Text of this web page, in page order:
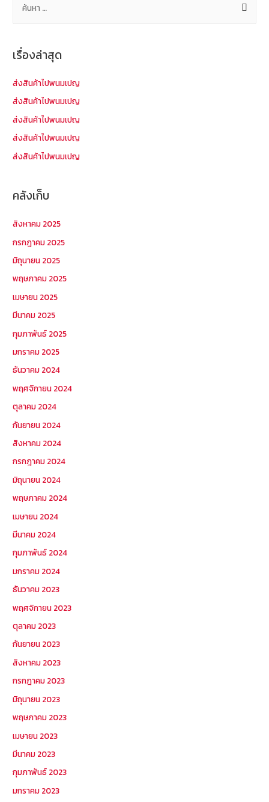
ห
รั
เรื่องล่าสุด
ส่งสินค้าไปพนมเปญ
ส่งสินค้าไปพนมเปญ
ส่งสินค้าไปพนมเปญ
ส่งสินค้าไปพนมเปญ
ส่งสินค้าไปพนมเปญ
คลังเก็บ
สิงหาคม 2025
กรกฎาคม 2025
มิถุนายน 2025
พฤษภาคม 2025
เมษายน 2025
มีนาคม 2025
กุมภาพันธ์ 2025
มกราคม 2025
ธันวาคม 2024
พฤศจิกายน 2024
ตุลาคม 2024
กันยายน 2024
สิงหาคม 2024
กรกฎาคม 2024
มิถุนายน 2024
พฤษภาคม 2024
เมษายน 2024
มีนาคม 2024
กุมภาพันธ์ 2024
มกราคม 2024
ธันวาคม 2023
พฤศจิกายน 2023
ตุลาคม 2023
กันยายน 2023
สิงหาคม 2023
กรกฎาคม 2023
มิถุนายน 2023
พฤษภาคม 2023
เมษายน 2023
มีนาคม 2023
กุมภาพันธ์ 2023
มกราคม 2023